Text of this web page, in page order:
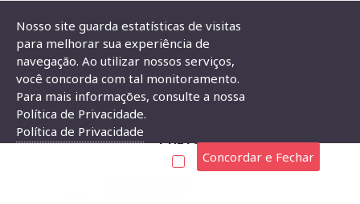
Capa Para Conector Db25 Com Kit Curto Preto
CAPA PARA CONECTOR DB25 COM KIT CURTO
PRETO
Nosso site guarda estatísticas de visitas
para melhorar sua experiência de
navegação. Ao utilizar nossos serviços,
você concorda com tal monitoramento.
Para mais informações, consulte a nossa
Política de Privacidade.
Política de Privacidade
Concordar e Fechar